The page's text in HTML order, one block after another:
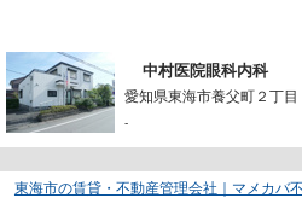
中村医院眼科内科
愛知県東海市養父町２丁目
-
東海市の賃貸・不動産管理会社｜マメカバ